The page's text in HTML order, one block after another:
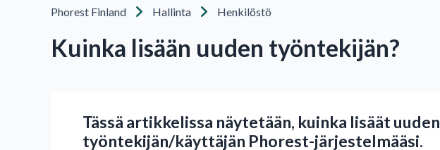
Phorest Finland Hallinta Henkilöstö
Kuinka lisään uuden työntekijän?
Tässä artikkelissa näytetään, kuinka lisäät uuden
työntekijän/käyttäjän Phorest-järjestelmääsi.